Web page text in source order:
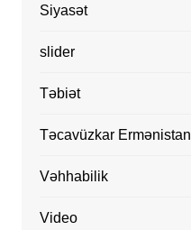
Siyasət
slider
Təbiət
Təcavüzkar Ermənistan
Vəhhabilik
Video